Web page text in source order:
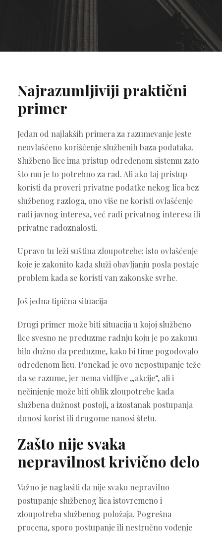
Najrazumljiviji praktični
primer
Jedan od najlakših primera za razumevanje jeste
neovlašćeno korišćenje službenih baza podataka.
Službeno lice ima pristup određenom sistemu zato
što mu je to potrebno za rad. Ali ako taj pristup
koristi da proveri privatne podatke nekog lica bez
službenog razloga, ono više ne koristi ovlašćenje
radi javnog interesa, već radi privatnog interesa ili
privatne radoznalosti.
Upravo tu leži suština zloupotrebe: isto ovlašćenje
koje je zakonito kada služi obavljanju posla postaje
problem kada se koristi van zakonske svrhe.
Još jedna tipična situacija
Drugi primer može biti situacija u kojoj službeno
lice svesno ne preduzme radnju koju je po zakonu
bilo dužno da preduzme, kako bi time pogodovalo
određenom licu. Ponekad je ovo nepostupanje teže
da se razume, jer nema vidljive „akcije“, ali i
nečinjenje može biti oblik zloupotrebe kada
službena dužnost postoji, a izostanak postupanja
donosi korist ili drugome nanosi štetu.
Zašto nije svaka
nepravilnost krivično delo
Važno je naglasiti da nije svako nepravilno
postupanje službenog lica istovremeno i
zloupotreba službenog položaja. Pogrešna
procena, sporo postupanje ili nestručno vođenje